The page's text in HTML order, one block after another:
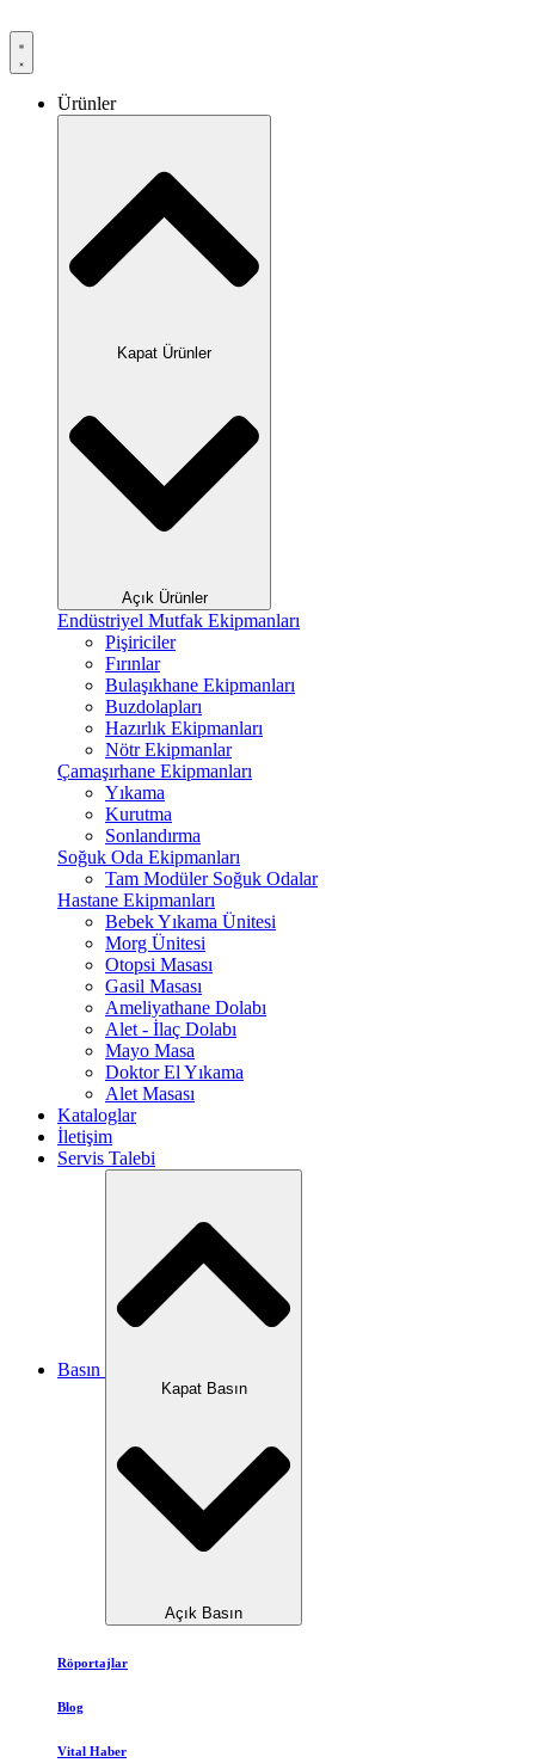
Ürünler
Kapat Ürünler
Açık Ürünler
Endüstriyel Mutfak Ekipmanları
Pişiriciler
Fırınlar
Bulaşıkhane Ekipmanları
Buzdolapları
Hazırlık Ekipmanları
Nötr Ekipmanlar
Çamaşırhane Ekipmanları
Yıkama
Kurutma
Sonlandırma
Soğuk Oda Ekipmanları
Tam Modüler Soğuk Odalar
Hastane Ekipmanları
Bebek Yıkama Ünitesi
Morg Ünitesi
Otopsi Masası
Gasil Masası
Ameliyathane Dolabı
Alet - İlaç Dolabı
Mayo Masa
Doktor El Yıkama
Alet Masası
Kataloglar
İletişim
Servis Talebi
Basın
Kapat Basın
Açık Basın
Röportajlar
Blog
Vital Haber